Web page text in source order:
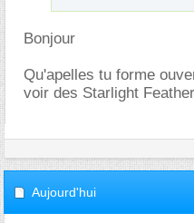
Bonjour
Qu'apelles tu forme
voir des Starlight
Aujourd'hui